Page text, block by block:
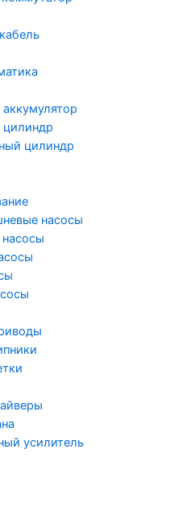
цилиндр
цилиндр
насосы
насосы
усилитель